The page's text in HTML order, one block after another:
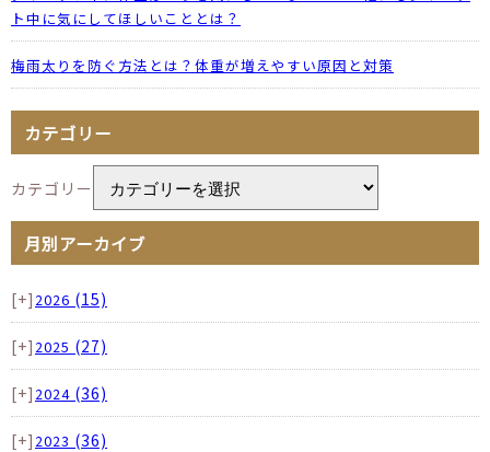
ト中に気にしてほしいこととは？
梅雨太りを防ぐ方法とは？体重が増えやすい原因と対策
カテゴリー
カテゴリー
月別アーカイブ
[+] 2026 (15)
[+] 2025 (27)
[+] 2024 (36)
[+] 2023 (36)